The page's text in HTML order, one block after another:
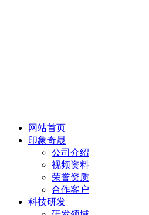
网站首页
印象奇晟
公司介绍
视频资料
荣誉资质
合作客户
科技研发